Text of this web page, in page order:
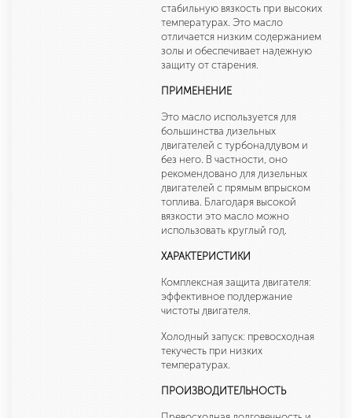
стабильную вязкость при высоких
температурах. Это масло
отличается низким содержанием
золы и обеспечивает надежную
защиту от старения.
ПРИМЕНЕНИЕ
Это масло используется для
большинства дизельных
двигателей с турбонаддувом и
без него. В частности, оно
рекомендовано для дизельных
двигателей с прямым впрыском
топлива. Благодаря высокой
вязкости это масло можно
использовать круглый год.
ХАРАКТЕРИСТИКИ
Комплексная защита двигателя:
эффективное поддержание
чистоты двигателя.
Холодный запуск: превосходная
текучесть при низких
температурах.
ПРОИЗВОДИТЕЛЬНОСТЬ